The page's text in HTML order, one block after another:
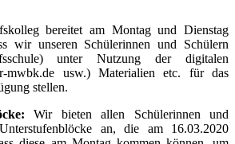
bereitet am Montag und Dienstag
wir unseren Schülerinnen und Schülern
unter Nutzung der digitalen
mwbk.de usw.) Materialien etc. für das
stellen.
Wir bieten allen Schülerinnen und
an, die am 16.03.2020